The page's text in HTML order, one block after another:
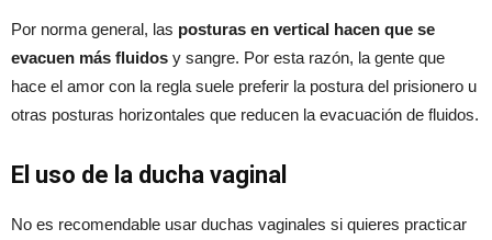
Por norma general, las posturas en vertical hacen que se
evacuen más fluidos y sangre. Por esta razón, la gente que
hace el amor con la regla suele preferir la postura del prisionero u
otras posturas horizontales que reducen la evacuación de fluidos.
El uso de la ducha vaginal
No es recomendable usar duchas vaginales si quieres practicar